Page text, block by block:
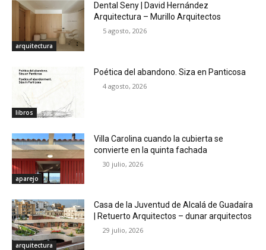
arquitectura
Dental Seny | David Hernández
Arquitectura – Murillo Arquitectos
5 agosto, 2026
libros
Poética del abandono. Siza en Panticosa
4 agosto, 2026
aparejo
Villa Carolina cuando la cubierta se
convierte en la quinta fachada
30 julio, 2026
arquitectura
Casa de la Juventud de Alcalá de Guadaíra
| Retuerto Arquitectos – dunar arquitectos
29 julio, 2026